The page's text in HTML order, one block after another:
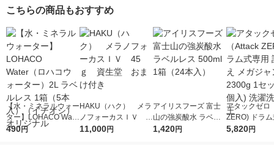
こちらの商品もおすすめ
【水・ミネラルウォー
ター】LOHACO Wate
r（ロハコウォータ
490円
HAKU（ハク） メラ
ノフォーカスＩＶ 4
5ｇ 資生堂 おまけ
11,000円
アイリスフーズ 富士
山の強炭酸水 ラベル
レス 500ml 1箱（24
1,420円
アタックゼロ
ZERO) ドラ
詰め替え メガ
5,820円